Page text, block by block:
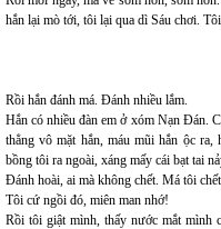
hắn lại mò tới, tôi lại qua dì Sáu chơi.
Rồi hắn đánh má. Đánh nhiều lắm.
Hắn có nhiều đàn em ở xóm Nạn Đán.
thẳng vô mặt hắn, máu mũi hắn ộc
bồng tôi ra ngoài, xáng mấy cái bạt tai
Đánh hoài, ai mà không chết. Má tôi
Tôi cứ ngồi đó, miên man nhớ!
Rồi tôi giật mình, thấy nước mắt mình